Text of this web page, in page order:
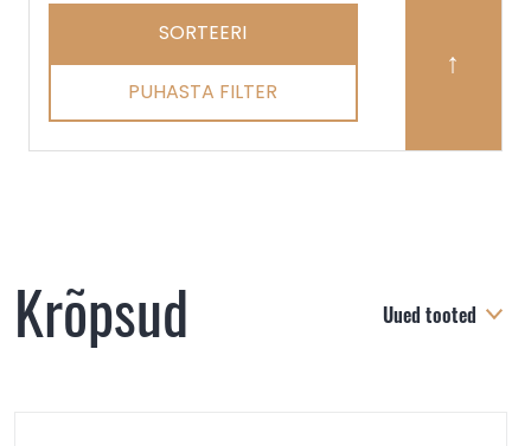
SORTEERI
PUHASTA FILTER
Krõpsud Uued tooted